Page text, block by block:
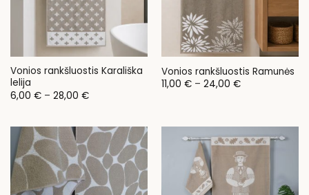
Vonios rankšluostis Karališka
lelija
6,00 € – 28,00 €Price
28,00 €
Vonios rankšluostis Ramunės
11,00 € – 24,00 €Price